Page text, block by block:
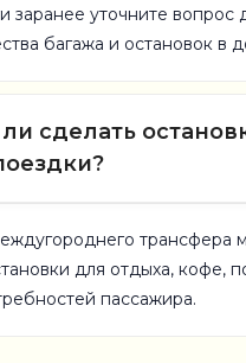
заранее уточните вопрос
багажа и остановок в
сделать
трансфера
для отдыха, кофе,
пассажира.